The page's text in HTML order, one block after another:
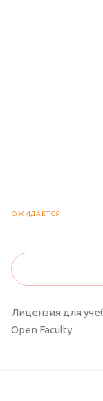
ОЖИДАЕТСЯ
Лицензия для
Open Faculty.